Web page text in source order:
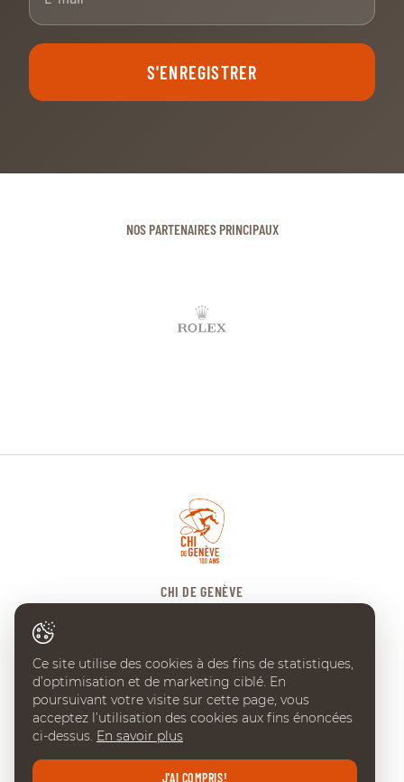
S'ENREGISTRER
NOS PARTENAIRES PRINCIPAUX
CHI DE GENÈVE
Tel:+41 (0) 22 738 18 00
info@chi-geneve.ch
Ce site utilise des cookies à des fins de statistiques,
d’optimisation et de marketing ciblé. En
poursuivant votre visite sur cette page, vous
acceptez l’utilisation des cookies aux fins énoncées
ci-dessus. En savoir plus
J'AI COMPRIS!